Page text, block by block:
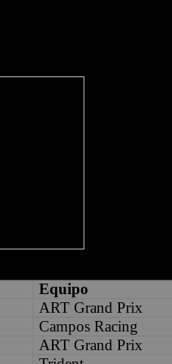
Equipo
ART Grand Prix
Campos Racing
ART Grand Prix